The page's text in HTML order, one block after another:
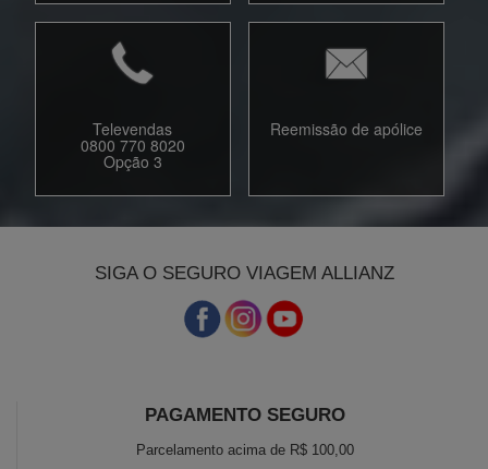
Televendas
0800 770 8020
Opção 3
Reemissão de apólice
SIGA O SEGURO VIAGEM ALLIANZ
PAGAMENTO SEGURO
Parcelamento acima de R$ 100,00